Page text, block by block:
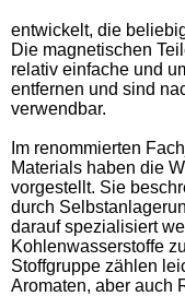
entwickelt, die
Die magnetischen
relativ einfache und
entfernen und sind
verwendbar.
Im renommierten
Materials haben die
vorgestellt. Sie
durch
darauf spezialisiert
Kohlenwasserstoffe
Stoffgruppe zählen
Aromaten, aber auch